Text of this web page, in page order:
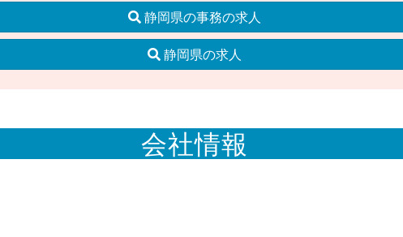
静岡県の事務の求人
静岡県の求人
会社情報